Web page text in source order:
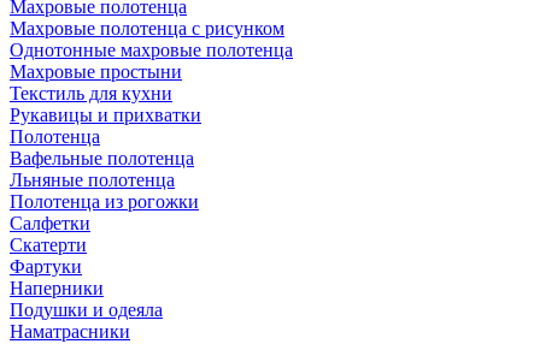
Махровые полотенца
Махровые полотенца с рисунком
Однотонные махровые полотенца
Махровые простыни
Текстиль для кухни
Рукавицы и прихватки
Полотенца
Вафельные полотенца
Льняные полотенца
Полотенца из рогожки
Салфетки
Скатерти
Фартуки
Наперники
Подушки и одеяла
Наматрасники